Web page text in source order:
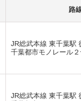
路
JR総武本線 東千葉駅
千葉都市モノレール
JR総武本線 東千葉駅